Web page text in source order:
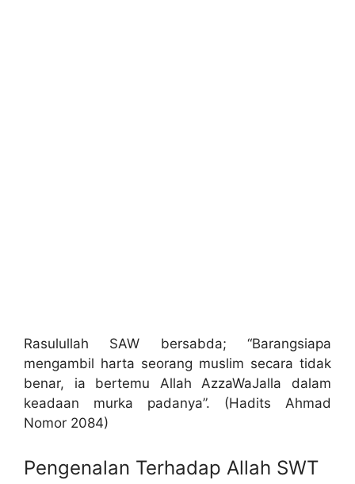
Rasulullah SAW bersabda; “Barangsiapa
mengambil harta seorang muslim secara tidak
benar, ia bertemu Allah AzzaWaJalla dalam
keadaan murka padanya”. (Hadits Ahmad
Nomor 2084)
Pengenalan Terhadap Allah SWT